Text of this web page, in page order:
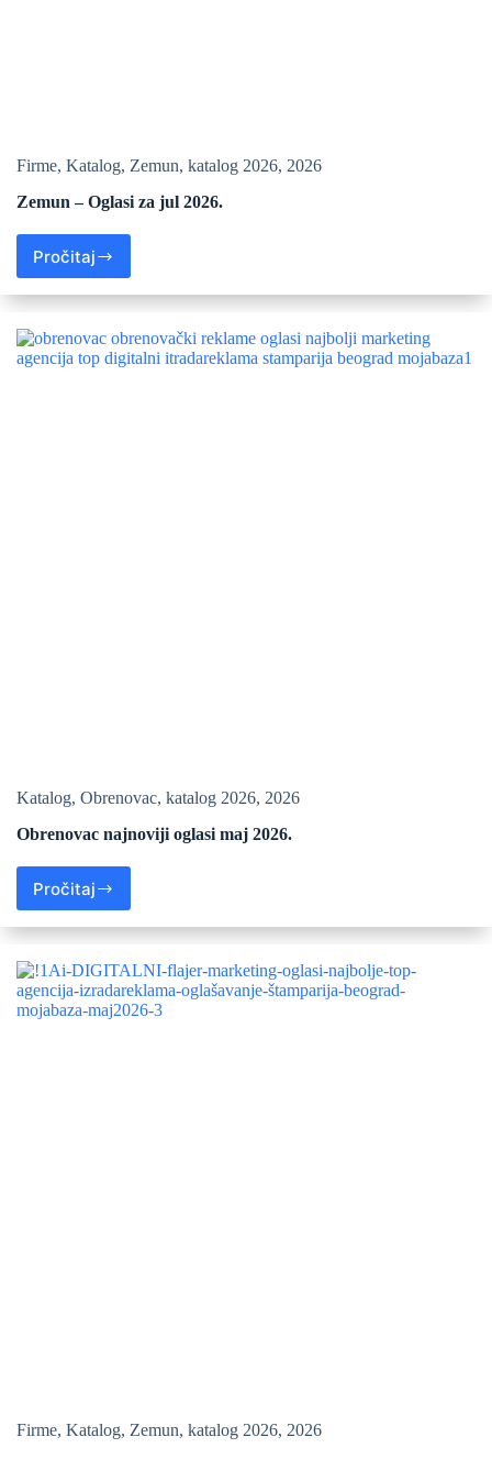
Firme, Katalog, Zemun, katalog 2026, 2026
Zemun – Oglasi za jul 2026.
Pročitaj
Katalog, Obrenovac, katalog 2026, 2026
Obrenovac najnoviji oglasi maj 2026.
Pročitaj
Firme, Katalog, Zemun, katalog 2026, 2026